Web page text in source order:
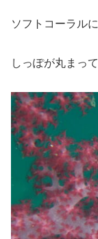
ソフトコーラル
しっぽが丸まっ